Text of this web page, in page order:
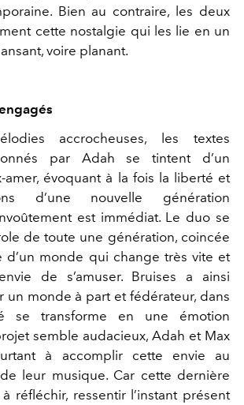
Bien au contraire, les deux
cette nostalgie qui les lie en un
voire planant.
accrocheuses, les textes
par Adah se tintent d’un
amer, évoquant à la fois la liberté et
d’une nouvelle génération
est immédiat. Le duo se
de toute une génération, coincée
d’un monde qui change très vite et
de s’amuser. Bruises a ainsi
un monde à part et fédérateur, dans
se transforme en une émotion
semble audacieux, Adah et Max
à accomplir cette envie au
leur musique. Car cette dernière
réfléchir, ressentir l’instant présent